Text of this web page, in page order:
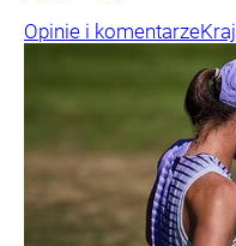
Opinie i komentarzeKraj